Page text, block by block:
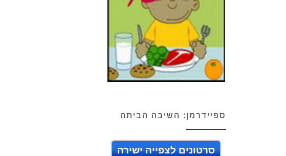
ספיידרמן: השיבה הביתה
סרטונים לצפייה ישירה